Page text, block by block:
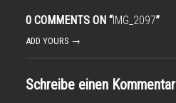
0 COMMENTS ON “IMG_2097”
ADD YOURS →
Schreibe einen Kommentar